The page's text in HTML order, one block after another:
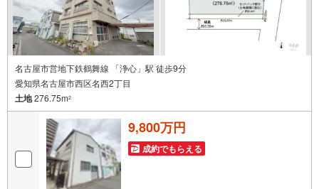
名古屋市営地下鉄鶴舞線 「浄心」駅 徒歩9分
愛知県名古屋市西区名西2丁目
土地276.75m2
9,800万円
成約でもらえる